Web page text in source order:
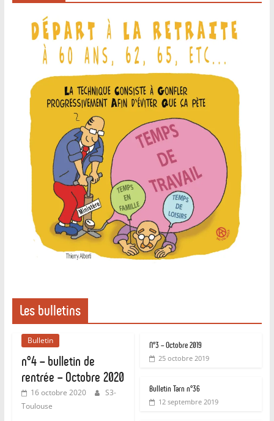
Les bulletins
Bulletin
n°4 – bulletin de
rentrée – Octobre 2020
16 octobre 2020
S3-
Toulouse
N°3 – Octobre 2019
25 octobre 2019
Bulletin Tarn n°36
12 septembre 2019